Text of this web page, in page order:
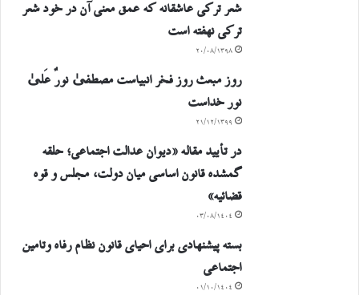
شعر ترکی عاشقانه که عمق معنی آن در خود شعر
ترکی نهفته است
۲۰/۰۸/۱۳۹۸
روز مبعث روز فخر انبیاست مصطفیٰ نورٌ عَلیٰ
نور خداست
۲۱/۱۲/۱۳۹۹
در تأیید مقاله «دیوان عدالت اجتماعی؛ حلقه
گمشده قانون اساسی میان دولت، مجلس و قوه
قضائیه»
۰۳/۰۸/۱۴۰۴
بسته پیشنهادی برای احیای قانون نظام رفاه وتامین
اجتماعی
۰۱/۱۰/۱۴۰۴